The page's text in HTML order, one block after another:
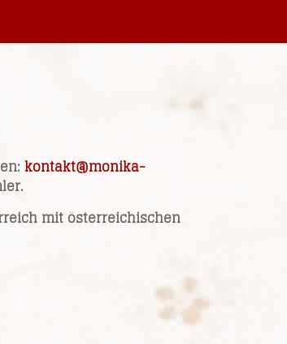
kontakt@monika-
mit österreichischen